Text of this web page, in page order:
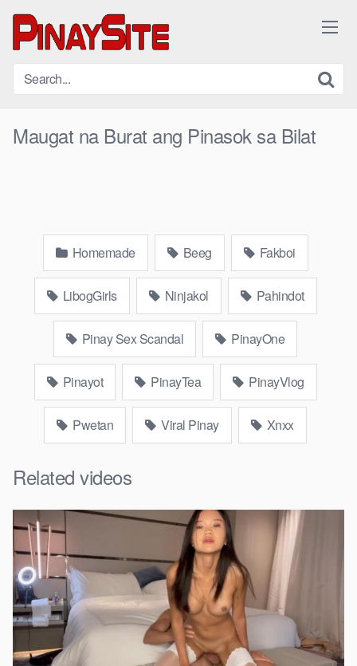
content
Maugat na Burat ang Pinasok sa Bilat
Homemade Beeg Fakboi
LibogGirls Ninjakol Pahindot
Pinay Sex Scandal PinayOne
Pinayot PinayTea PinayVlog
Pwetan Viral Pinay Xnxx
Related videos